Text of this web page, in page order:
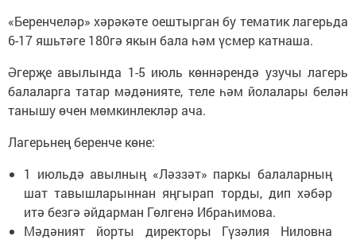
«Беренчеләр» хәрәкәте оештырган бу тематик лагерьда
6-17 яшьтәге 180гә якын бала һәм үсмер катнаша.
Әгерҗе авылында 1-5 июль көннәрендә узучы лагерь
балаларга татар мәдәнияте, теле һәм йолалары белән
танышу өчен мөмкинлекләр ача.
Лагерьнең беренче көне:
1 июльдә авылның «Ләззәт» паркы балаларның
шат тавышларыннан яңгырап торды, дип хәбәр
итә безгә әйдарман Гөлгенә Ибраһимова.
Мәдәният йорты директоры Гүзәлия Ниловна